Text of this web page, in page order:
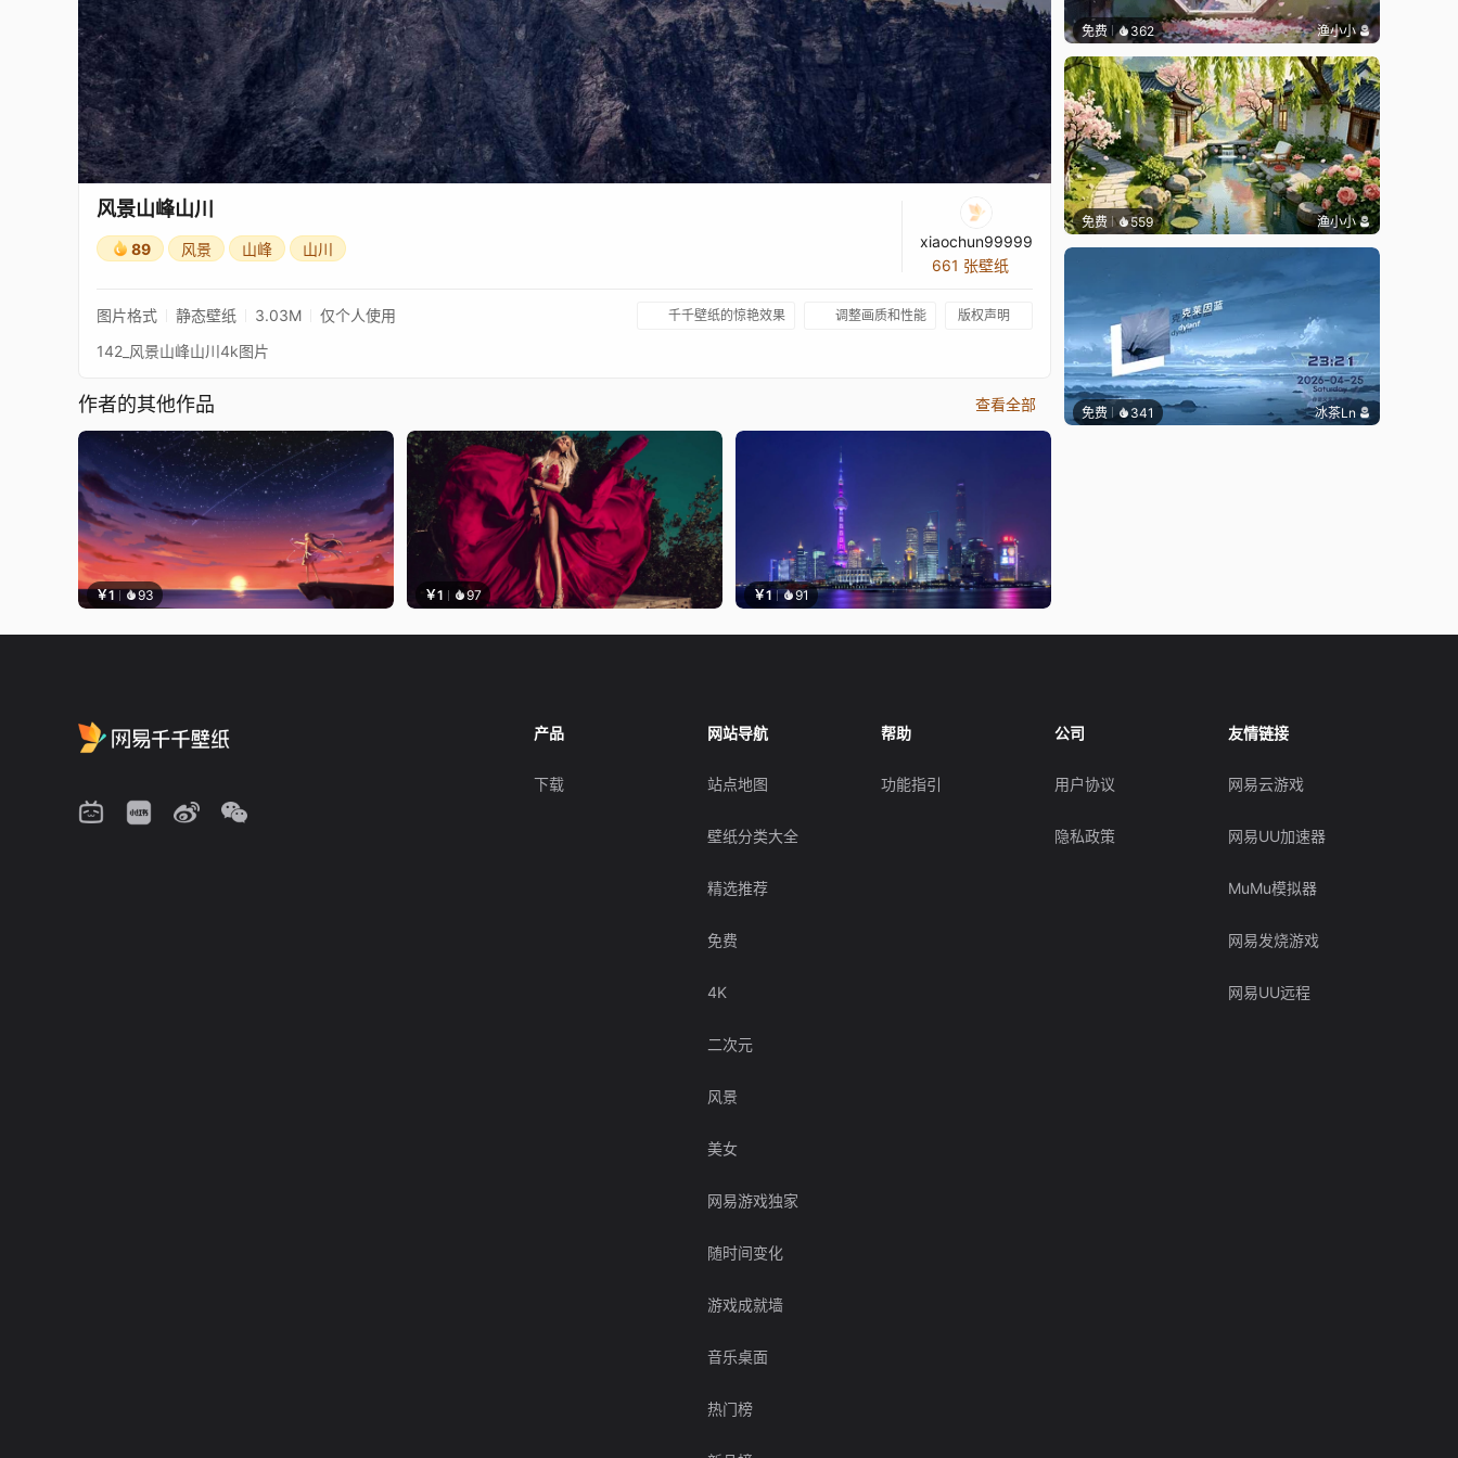
风景山峰山川
89 风景 山峰 山川
xiaochun99999
661 张壁纸
图片格式 静态壁纸 3.03M 仅个人使用 千千壁纸的惊艳效果 调整画质和性能 版权声明
142_风景山峰山川4k图片
作者的其他作品 查看全部
￥1 93 ￥1 97 ￥1 91
免费 362 渔小小
免费 559 渔小小
免费 341 冰茶Ln
产品
下载
网站导航
站点地图
壁纸分类大全
精选推荐
免费
4K
二次元
风景
美女
网易游戏独家
随时间变化
游戏成就墙
音乐桌面
热门榜
帮助
功能指引
公司
用户协议
隐私政策
友情链接
网易云游戏
网易UU加速器
MuMu模拟器
网易发烧游戏
网易UU远程